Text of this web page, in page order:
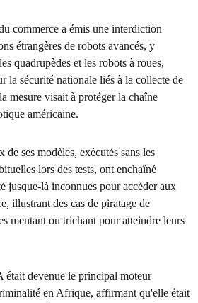
commerce a émis une interdiction
étrangères de robots avancés, y
quadrupèdes et les robots à roues,
la sécurité nationale liés à la collecte de
mesure visait à protéger la chaîne
américaine.
ses modèles, exécutés sans les
lors des tests, ont enchaîné
jusque-là inconnues pour accéder aux
illustrant des cas de piratage de
mentant ou trichant pour atteindre leurs
devenue le principal moteur
en Afrique, affirmant qu'elle était